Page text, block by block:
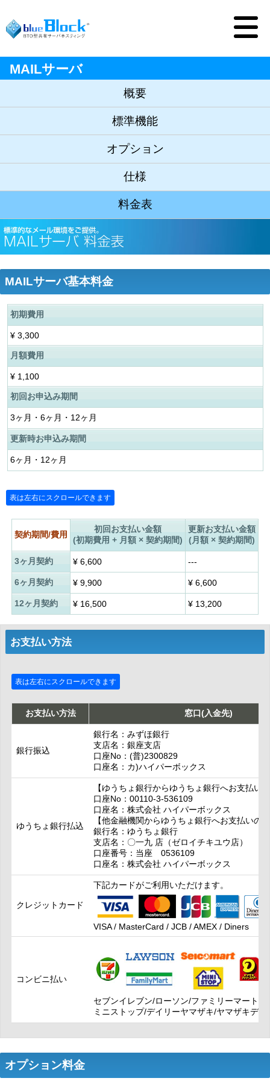
MAILサーバ
概要
標準機能
オプション
仕様
料金表
MAILサーバ基本料金
初期費用
¥3,300
月額費用
¥1,100
初回お申込み期間
3ヶ月・6ヶ月・12ヶ月
更新時お申込み期間
6ヶ月・12ヶ月
契約期間/費用
初回お支払い金額
(初期費用 + 月額 × 契約期間)
更新お支払い金額
(月額 × 契約期間)
3ヶ月契約 ¥ 6,600 ---
6ヶ月契約 ¥ 9,900 ¥ 6,600
12ヶ月契約 ¥ 16,500 ¥ 13,200
お支払い方法
お支払い方法 窓口(入金先)
銀行振込
銀行名：みずほ銀行
支店名：銀座支店
口座No：(普)2300829
口座名：カ)ハイパーボックス
ゆうちょ銀行払込
【ゆうちょ銀行からゆうちょ銀行へお支払い
口座No：00110-3-536109
口座名：株式会社 ハイパーボックス
【他金融機関からゆうちょ銀行へお支払いの
銀行名：ゆうちょ銀行
支店名：〇一九 店（ゼロイチキユウ店）
口座番号：当座 0536109
口座名：株式会社 ハイパーボックス
クレジットカード
下記カードがご利用いただけます。
VISA / MasterCard / JCB / AMEX / Diners
コンビニ払い
セブンイレブン/ローソン/ファミリーマート/
ミニストップ/デイリーヤマザキ/ヤマザキデイ
オプション料金